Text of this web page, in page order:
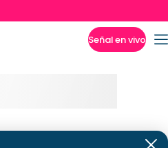
Señal en vivo